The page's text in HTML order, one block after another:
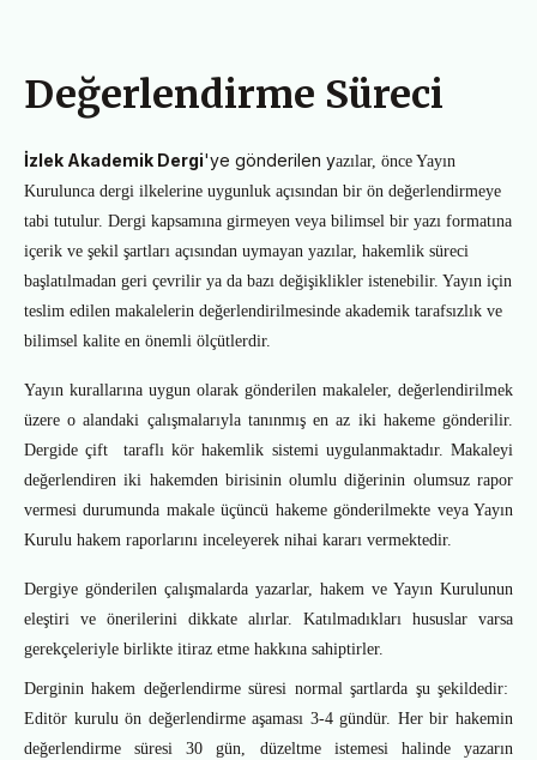
Değerlendirme Süreci
İzlek Akademik Dergi'ye gönderilen yazılar, önce Yayın
Kurulunca dergi ilkelerine uygunluk açısından bir ön değerlendirmeye
tabi tutulur. Dergi kapsamına girmeyen veya bilimsel bir yazı formatına
içerik ve şekil şartları açısından uymayan yazılar, hakemlik süreci
başlatılmadan geri çevrilir ya da bazı değişiklikler istenebilir. Yayın için
teslim edilen makalelerin değerlendirilmesinde akademik tarafsızlık ve
bilimsel kalite en önemli ölçütlerdir.
Yayın kurallarına uygun olarak gönderilen makaleler, değerlendirilmek
üzere o alandaki çalışmalarıyla tanınmış en az iki hakeme gönderilir.
Dergide çift
taraflı kör hakemlik sistemi uygulanmaktadır. Makaleyi
değerlendiren iki hakemden birisinin olumlu diğerinin olumsuz rapor
vermesi durumunda makale üçüncü hakeme gönderilmekte veya Yayın
Kurulu hakem raporlarını inceleyerek nihai kararı vermektedir.
Dergiye gönderilen çalışmalarda yazarlar, hakem ve Yayın Kurulunun
eleştiri ve önerilerini dikkate alırlar. Katılmadıkları hususlar varsa
gerekçeleriyle birlikte itiraz etme hakkına sahiptirler.
Dergininhakem değerlendirme süresi normal şartlarda şu şekildedir:
Editör kurulu ön değerlendirme aşaması 3-4 gündür. Her bir hakemin
değerlendirme süresi 30 gün, düzeltme istemesi halinde yazarın